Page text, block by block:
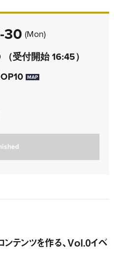
30 (Mon)
受付開始 16:45）
MAP
テンツを作る、Vol.0イベ